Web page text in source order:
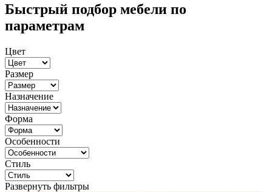
Быстрый подбор мебели по
параметрам
Цвет
Размер
Назначение
Форма
Особенности
Стиль
Развернуть фильтры